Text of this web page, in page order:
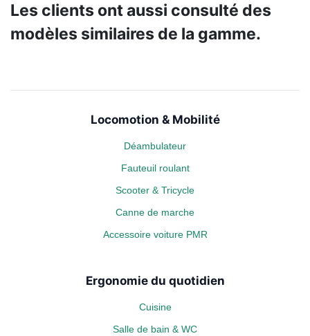
Les clients ont aussi consulté des
modèles similaires de la gamme.
Locomotion & Mobilité
Déambulateur
Fauteuil roulant
Scooter & Tricycle
Canne de marche
Accessoire voiture PMR
Ergonomie du quotidien
Cuisine
Salle de bain & WC